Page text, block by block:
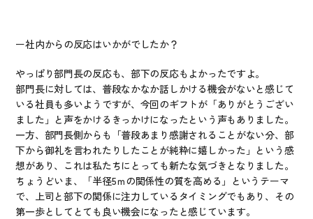
ー社内からの反応はいかがでしたか？
やっぱり部門長の反応も、部下の反応もよかったですよ。
部門長に対しては、普段なかなか話しかける機会がないと感じて
いる社員も多いようですが、今回のギフトが「ありがとうござい
ました」と声をかけるきっかけになったという声もありました。
一方、部門長側からも「普段あまり感謝されることがない分、部
下から御礼を言われたりしたことが純粋に嬉しかった」という感
想があり、これは私たちにとっても新たな気づきとなりました。
ちょうどいま、「半径5ｍの関係性の質を高める」というテーマ
で、上司と部下の関係に注力しているタイミングでもあり、その
第一歩としてとても良い機会になったと感じています。